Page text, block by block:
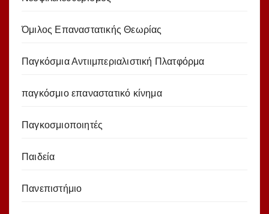
Όμιλος Επαναστατικής Θεωρίας
Παγκόσμια Αντιιμπεριαλιστική Πλατφόρμα
παγκόσμιο επαναστατικό κίνημα
Παγκοσμιοποιητές
Παιδεία
Πανεπιστήμιο